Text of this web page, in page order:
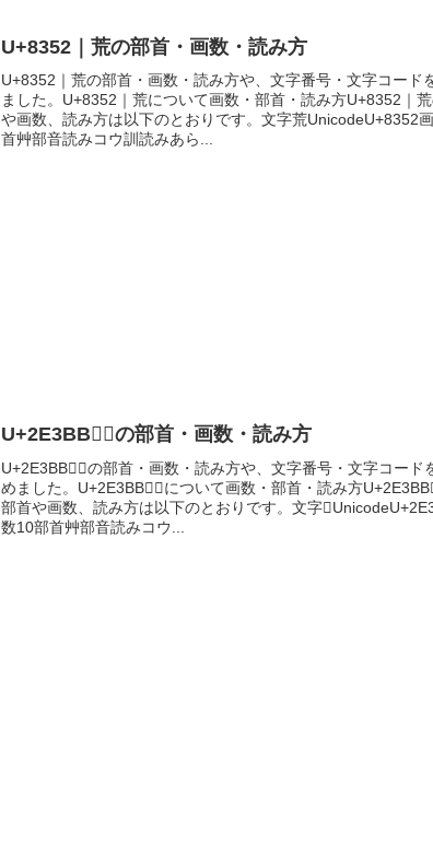
U+8352｜荒の部首・画数・読み方
U+8352｜荒の部首・画数・読み方や、文字番号・文字コード
ました。U+8352｜荒について画数・部首・読み方U+8352｜
や画数、読み方は以下のとおりです。文字荒UnicodeU+8352
首艸部音読みコウ訓読みあら...
U+2E3BB｜𮎻の部首・画数・読み方
U+2E3BB｜𮎻の部首・画数・読み方や、文字番号・文字コード
めました。U+2E3BB｜𮎻について画数・部首・読み方U+2E3BB
部首や画数、読み方は以下のとおりです。文字
数10部首艸部音読みコウ...